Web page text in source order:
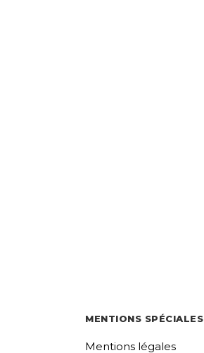
MENTIONS SPÉCIALES
Mentions légales